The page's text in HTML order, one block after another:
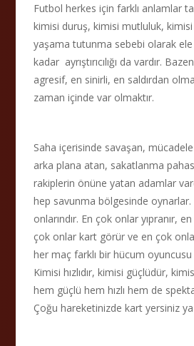
Futbol herkes için farklı anlamlar
kimisi duruş, kimisi mutluluk,
yaşama tutunma sebebi olarak ele
kadar ayrıştırıcılığı da vardır.
agresif, en sinirli, en saldırdan
zaman içinde var olmaktır.
Saha içerisinde savaşan, mücadele
arka plana atan, sakatlanma
rakiplerin önüne yatan adamlar
hep savunma bölgesinde
onlarındır. En çok onlar yıpranır,
çok onlar kart görür ve en çok
her maç farklı bir hücum oyuncusu
Kimisi hızlıdır, kimisi güçlüdür,
hem güçlü hem hızlı hem de
Çoğu hareketinizde kart yersiniz